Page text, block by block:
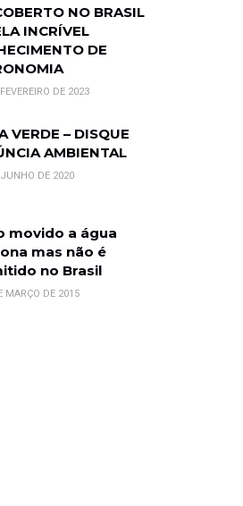
NO BRASIL
INCRÍVEL
DE
DE 2023
VERDE – DISQUE
AMBIENTAL
DE 2020
movido a água
mas não é
no Brasil
MARÇO DE 2015